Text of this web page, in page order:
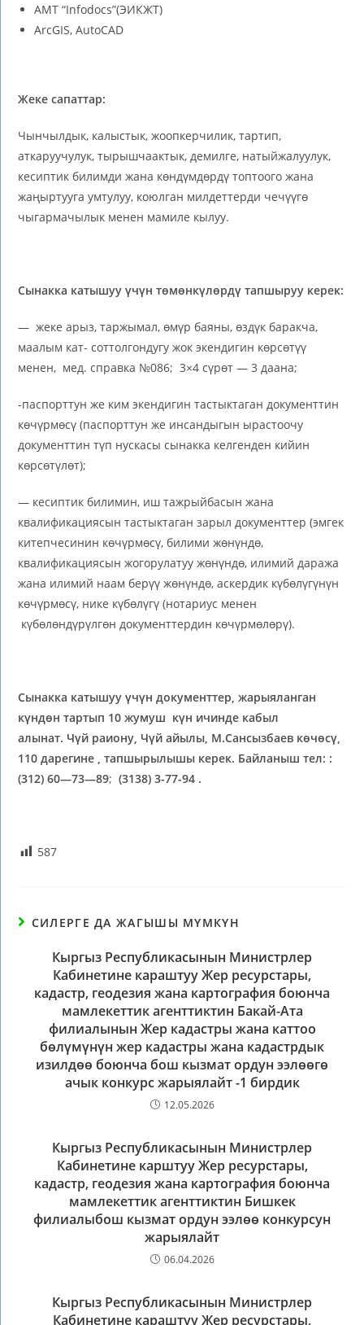
АМТ “Infodocs”(ЭИКЖТ)
ArcGIS, AutoCAD
Жеке сапаттар:
Чынчылдык, калыстык, жоопкерчилик, тартип,
аткаруучулук, тырышчаактык, демилге, натыйжалуулук,
кесиптик билимди жана көндүмдөрдү топтоого жана
жаңыртууга умтулуу, коюлган милдеттерди чечүүгө
чыгармачылык менен мамиле кылуу.
Сынакка катышуу үчүн төмөнкүлөрдү тапшыруу керек:
— жеке арыз, таржымал, өмүр баяны, өздүк баракча,
маалым кат- соттолгондугу жок экендигин көрсөтүү
менен, мед. справка №086; 3×4 сүрөт — 3 даана;
-паспорттун же ким экендигин тастыктаган документтин
көчүрмөсү (паспорттун же инсандыгын ырастоочу
документтин түп нускасы сынакка келгенден кийин
көрсөтүлөт);
— кесиптик билимин, иш тажрыйбасын жана
квалификациясын тастыктаган зарыл документтер (эмгек
китепчесинин көчүрмөсү, билими жөнүндө,
квалификациясын жогорулатуу жөнүндө, илимий даража
жана илимий наам берүү жөнүндө, аскердик күбөлүгүнүн
көчүрмөсү, нике күбөлүгү (нотариус менен
күбөлөндүрүлгөн документтердин көчүрмөлөрү).
Сынакка катышуу үчүн документтер, жарыяланган
күндөн тартып 10 жумуш күн ичинде кабыл
алынат. Чүй раиону, Чүй айылы, М.Сансызбаев көчөсү,
110 дарегине , тапшырылышы керек. Байланыш тел: :
(312) 60—73—89; (3138) 3-77-94 .
587
СИЛЕРГЕ ДА ЖАГЫШЫ МҮМКҮН
Кыргыз Республикасынын Министрлер
Кабинетине караштуу Жер ресурстары,
кадастр, геодезия жана картография боюнча
мамлекеттик агенттиктин Бакай-Ата
филиалынын Жер кадастры жана каттоо
бөлүмүнүн жер кадастры жана кадастрдык
изилдөө боюнча бош кызмат ордун ээлөөгө
ачык конкурс жарыялайт -1 бирдик
12.05.2026
Кыргыз Республикасынын Министрлер
Кабинетине карштуу Жер ресурстары,
кадастр, геодезия жана картография боюнча
мамлекеттик агенттиктин Бишкек
филиалыбош кызмат ордун ээлөө конкурсун
жарыялайт
06.04.2026
Кыргыз Республикасынын Министрлер
Кабинетине караштуу Жер ресурстары,